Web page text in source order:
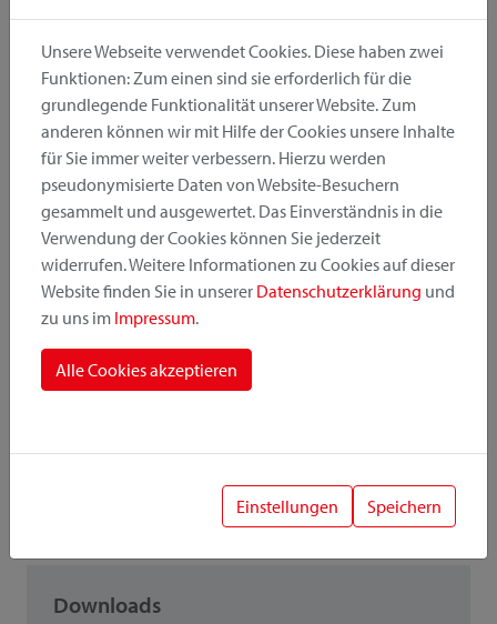
Downloads
Zubehörs nach dem Druckknopfprinzip. Bei diesem System
ist die komplette KLICKfix Mechanik auf der Zubehörseite.
Dadurch kann das verbleibende Teil am Rad sehr klein und
dezent sein. Zum Abnehmen beide Tasten am Zubehörteil
drücken.
Unifit Montage: patentierte Befestigung des Adapters mit
Edelstahlband für runde und unrunde Querschnitte.
merken empfehlen
Im Lieferumfang bereits enthalten
Unsere Webseite verwendet Cookies. Diese haben zwei
Funktionen: Zum einen sind sie erforderlich für die
grundlegende Funktionalität unserer Website. Zum
anderen können wir mit Hilfe der Cookies unsere Inhalte
für Sie immer weiter verbessern. Hierzu werden
pseudonymisierte Daten von Website-Besuchern
gesammelt und ausgewertet. Das Einverständnis in die
Verwendung der Cookies können Sie jederzeit
widerrufen. Weitere Informationen zu Cookies auf dieser
Website finden Sie in unserer Datenschutzerklärung und
zu uns im Impressum.
Alle Cookies akzeptieren
Einstellungen Speichern